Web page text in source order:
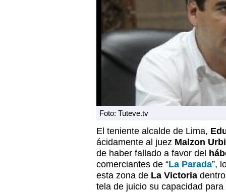
Foto: Tuteve.tv
El teniente alcalde de Lima,
ácidamente al juez Malzon
de haber fallado a favor del
comerciantes de “La Parada”,
esta zona de La Victoria
tela de juicio su capacidad